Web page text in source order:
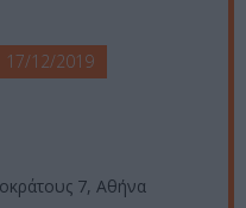
17/12/2019
7, Αθήνα